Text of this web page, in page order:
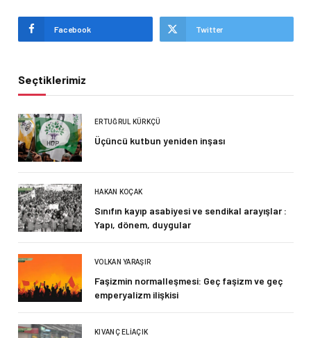
Facebook Twitter
Seçtiklerimiz
ERTUĞRUL KÜRKÇÜ
Üçüncü kutbun yeniden inşası
HAKAN KOÇAK
Sınıfın kayıp asabiyesi ve sendikal arayışlar :
Yapı, dönem, duygular
VOLKAN YARAŞIR
Faşizmin normalleşmesi: Geç faşizm ve geç
emperyalizm ilişkisi
KIVANÇ ELIAÇIK